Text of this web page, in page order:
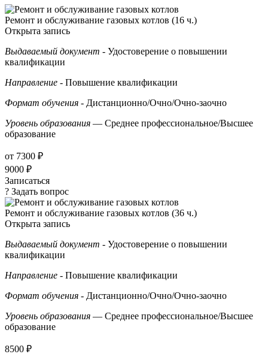
Ремонт и обслуживание газовых котлов (16 ч.)
Открыта запись
Выдаваемый документ - Удостоверение о повышении
квалификации
Направление - Повышение квалификации
Формат обучения - Дистанционно/Очно/Очно-заочно
Уровень образования — Среднее профессиональное/Высшее
образование
от 7300 ₽
9000 ₽
Записаться
? Задать вопрос
Ремонт и обслуживание газовых котлов (36 ч.)
Открыта запись
Выдаваемый документ - Удостоверение о повышении
квалификации
Направление - Повышение квалификации
Формат обучения - Дистанционно/Очно/Очно-заочно
Уровень образования — Среднее профессиональное/Высшее
образование
8500 ₽